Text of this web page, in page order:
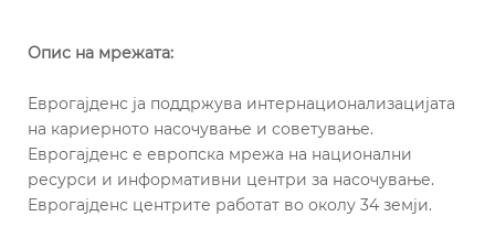
Опис на мрежата:
Еврогајденс ја поддржува интернационализацијата
на кариерното насочување и советување.
Еврогајденс е европска мрежа на национални
ресурси и информативни центри за насочување.
Еврогајденс центрите работат во околу 34 земји.